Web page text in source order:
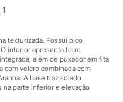
texturizada. Possui bico
interior apresenta forro
além de puxador em fita
com velcro combinada com
A base traz solado
na parte inferior e elevação